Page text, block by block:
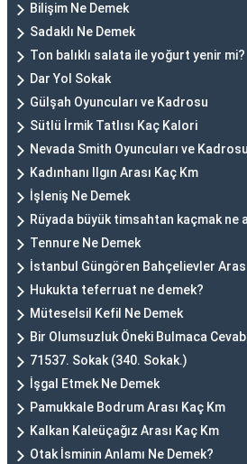
Bilişim Ne Demek
Sadaklı Ne Demek
Ton balıklı salata ile yoğurt yenir mi?
Dar Yol Sokak
Gülşah Oyuncuları ve Kadrosu
Sütlü İrmik Tatlısı Kaç Kalori
Nevada Smith Oyuncuları ve Kadrosu
Kadınhanı Ilgın Arası Kaç Km
İşleniş Ne Demek
Rüyada büyük timsahtan kaçmak ne
Tennure Ne Demek
İstanbul Güngören Bahçelievler
Hukukta teferruat ne demek?
Müteselsil Kefil Ne Demek
Bir Olumsuzluk Öneki Bulmaca
71537. Sokak (340. Sokak.)
İşgal Etmek Ne Demek
Pamukkale Bodrum Arası Kaç Km
Kalkan Kaleüçağız Arası Kaç Km
Otak İsminin Anlamı Ne Demek?